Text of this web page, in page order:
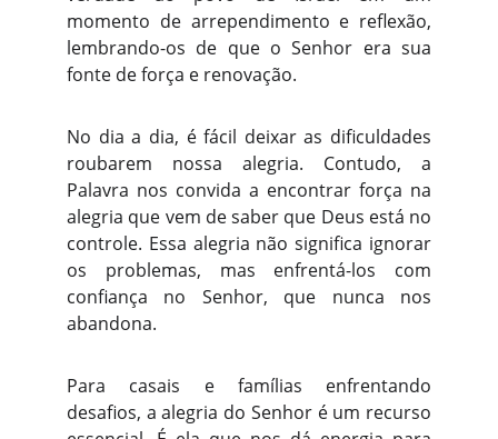
momento de arrependimento e reflexão,
lembrando-os de que o Senhor era sua
fonte de força e renovação.
No dia a dia, é fácil deixar as dificuldades
roubarem nossa alegria. Contudo, a
Palavra nos convida a encontrar força na
alegria que vem de saber que Deus está no
controle. Essa alegria não significa ignorar
os problemas, mas enfrentá-los com
confiança no Senhor, que nunca nos
abandona.
Para casais e famílias enfrentando
desafios, a alegria do Senhor é um recurso